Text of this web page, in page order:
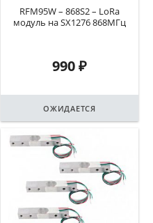
RFM95W – 868S2 – LoRa
модуль на SX1276 868МГц
990₽
ОЖИДАЕТСЯ